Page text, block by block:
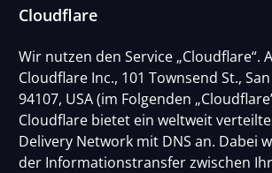
Cloudflare
Wir nutzen den Service „Cloudflare“.
Cloudflare Inc., 101 Townsend St.,
94107, USA (im Folgenden
Cloudflare bietet ein weltweit
Delivery Network mit DNS an. Dabei
der Informationstransfer zwischen